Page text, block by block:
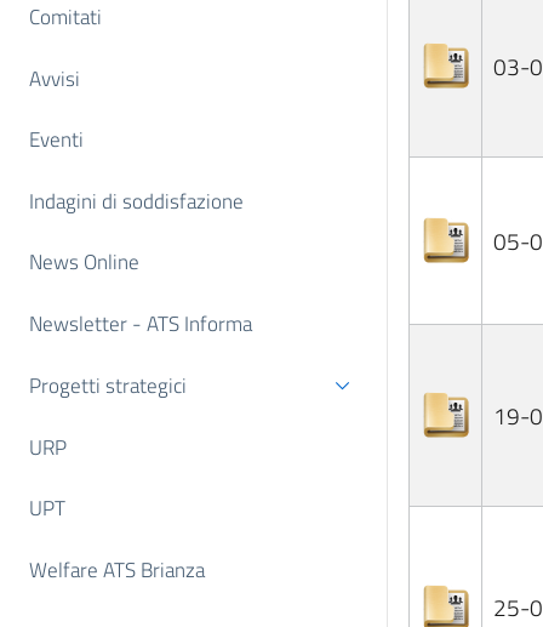
Comitati
Avvisi
Eventi
Indagini di soddisfazione
News Online
Newsletter - ATS Informa
Progetti strategici
URP
UPT
Welfare ATS Brianza
03-
05-
19-
25-